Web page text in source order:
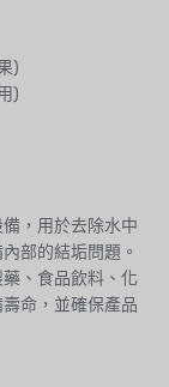
)
)
，用於去除水中
部的結垢問題。
、食品飲料、化
命，並確保產品